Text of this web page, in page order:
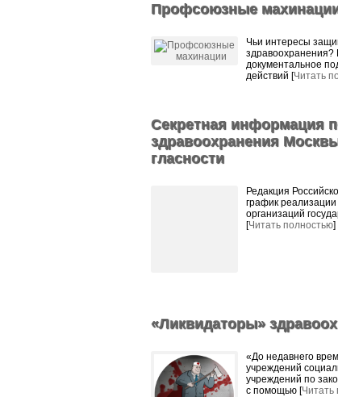
Профсоюзные
Чьи интересы
здравоохранения?
документальное
действий [Читать
Секретная информация
здравоохранения
гласности
Редакция
график
организаций
[Читать полностью]
«Ликвидаторы»
«До недавнего
учреждений
учреждений по
с помощью [Читать